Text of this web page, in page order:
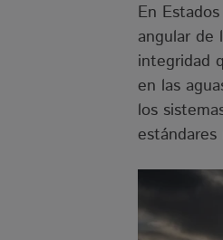
En
angular de
integridad
en las
los